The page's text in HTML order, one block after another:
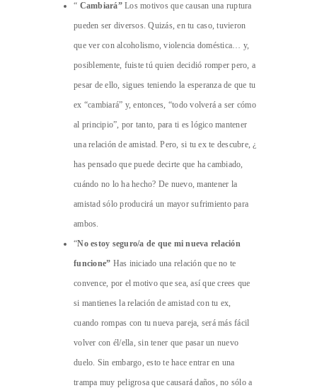
“ Cambiará” Los motivos que causan una ruptura
pueden ser diversos. Quizás, en tu caso, tuvieron
que ver con alcoholismo, violencia doméstica… y,
posiblemente, fuiste tú quien decidió romper pero, a
pesar de ello, sigues teniendo la esperanza de que tu
ex “cambiará” y, entonces, “todo volverá a ser cómo
al principio”, por tanto, para ti es lógico mantener
una relación de amistad. Pero, si tu ex te descubre, ¿
has pensado que puede decirte que ha cambiado,
cuándo no lo ha hecho? De nuevo, mantener la
amistad sólo producirá un mayor sufrimiento para
ambos.
“No estoy seguro/a de que mi nueva relación
funcione” Has iniciado una relación que no te
convence, por el motivo que sea, así que crees que
si mantienes la relación de amistad con tu ex,
cuando rompas con tu nueva pareja, será más fácil
volver con él/ella, sin tener que pasar un nuevo
duelo. Sin embargo, esto te hace entrar en una
trampa muy peligrosa que causará daños, no sólo a